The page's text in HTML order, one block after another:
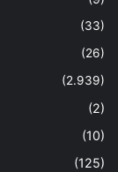
(33)
(26)
(2.939)
(2)
(10)
(125)